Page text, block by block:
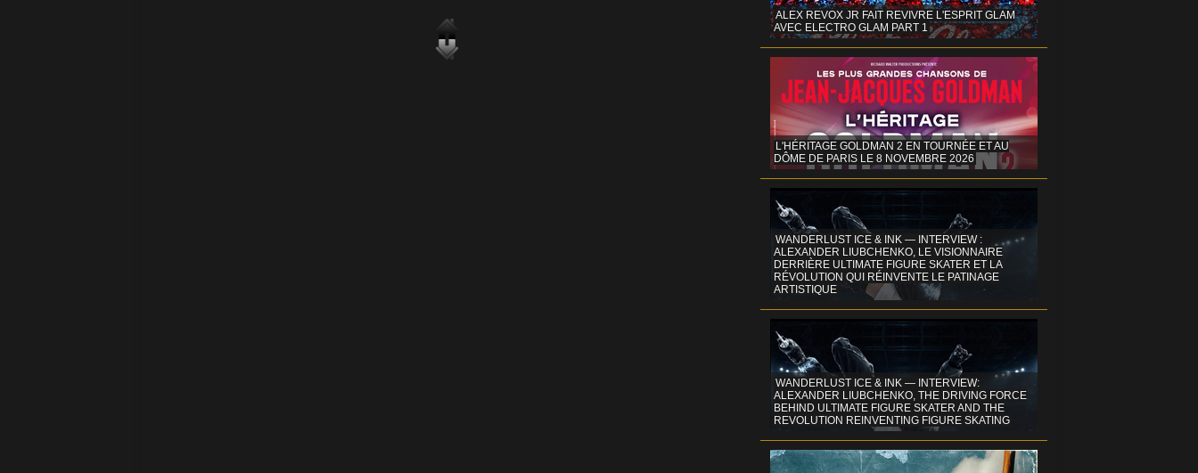
ALEX REVOX JR FAIT REVIVRE L'ESPRIT GLAM
AVEC ELECTRO GLAM PART 1
L'HÉRITAGE GOLDMAN 2 EN TOURNÉE ET AU
DÔME DE PARIS LE 8 NOVEMBRE 2026
WANDERLUST ICE & INK — INTERVIEW :
ALEXANDER LIUBCHENKO, LE VISIONNAIRE
DERRIÈRE ULTIMATE FIGURE SKATER ET LA
RÉVOLUTION QUI RÉINVENTE LE PATINAGE
ARTISTIQUE
WANDERLUST ICE & INK — INTERVIEW:
ALEXANDER LIUBCHENKO, THE DRIVING FORCE
BEHIND ULTIMATE FIGURE SKATER AND THE
REVOLUTION REINVENTING FIGURE SKATING